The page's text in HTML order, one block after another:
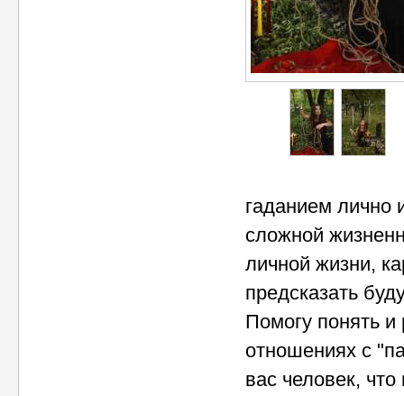
гаданием лично
сложной
личной жизни,
предсказать
Помогу понять и
отношениях с
вас человек,